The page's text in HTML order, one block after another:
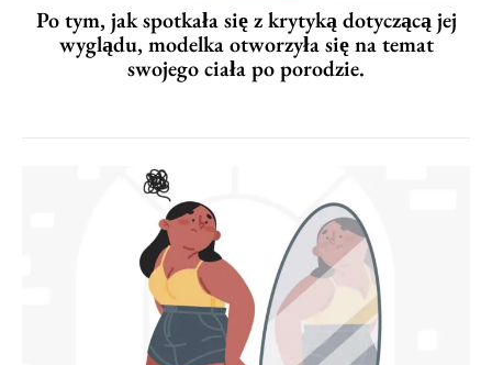
Po tym, jak spotkała się z krytyką dotyczącą jej
wyglądu, modelka otworzyła się na temat
swojego ciała po porodzie.